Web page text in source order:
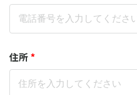
住所 *